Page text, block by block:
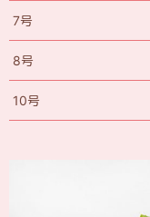
7号
8号
10号